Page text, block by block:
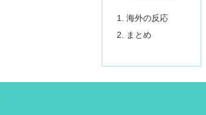
海外の反応
まとめ